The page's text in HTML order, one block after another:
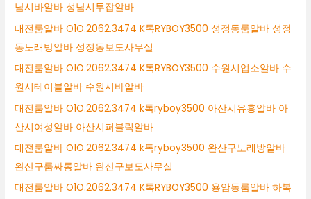
남시바알바 성남시투잡알바
대전룸알바 O1O.2062.3474 K톡RYBOY3500 성정동룸알바 성정
동노래방알바 성정동보도사무실
대전룸알바 O1O.2062.3474 K톡RYBOY3500 수원시업소알바 수
원시테이블알바 수원시바알바
대전룸알바 O1O.2062.3474 k톡ryboy3500 아산시유흥알바 아
산시여성알바 아산시퍼블릭알바
대전룸알바 O1O.2062.3474 k톡ryboy3500 완산구노래방알바
완산구룸싸롱알바 완산구보도사무실
대전룸알바 O1O.2062.3474 K톡RYBOY3500 용암동룸알바 하복